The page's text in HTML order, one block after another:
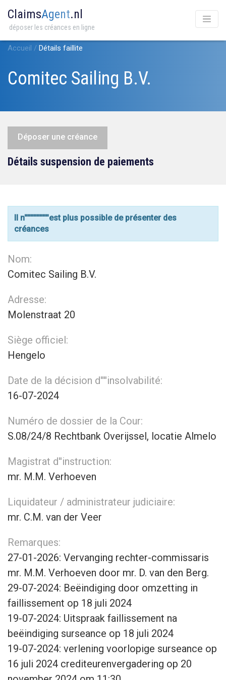
ClaimsAgent.nl
déposer les créances en ligne
Accueil / Détails faillite
Comitec Sailing B.V.
Déposer une créance
Détails suspension de paiements
Il n''''''''''''''''est plus possible de présenter des
créances
Nom:
Comitec Sailing B.V.
Adresse:
Molenstraat 20
Siège officiel:
Hengelo
Date de la décision d''''insolvabilité:
16-07-2024
Numéro de dossier de la Cour:
S.08/24/8 Rechtbank Overijssel, locatie Almelo
Magistrat d''instruction:
mr. M.M. Verhoeven
Liquidateur / administrateur judiciaire:
mr. C.M. van der Veer
Remarques:
27-01-2026: Vervanging rechter-commissaris
mr. M.M. Verhoeven door mr. D. van den Berg.
29-07-2024: Beëindiging door omzetting in
faillissement op 18 juli 2024
19-07-2024: Uitspraak faillissement na
beëindiging surseance op 18 juli 2024
19-07-2024: verlening voorlopige surseance op
16 juli 2024 crediteurenvergadering op 20